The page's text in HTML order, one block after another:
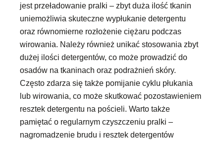
jest przeładowanie pralki – zbyt duża ilość tkanin
uniemożliwia skuteczne wypłukanie detergentu
oraz równomierne rozłożenie ciężaru podczas
wirowania. Należy również unikać stosowania zbyt
dużej ilości detergentów, co może prowadzić do
osadów na tkaninach oraz podrażnień skóry.
Często zdarza się także pomijanie cyklu płukania
lub wirowania, co może skutkować pozostawieniem
resztek detergentu na pościeli. Warto także
pamiętać o regularnym czyszczeniu pralki –
nagromadzenie brudu i resztek detergentów